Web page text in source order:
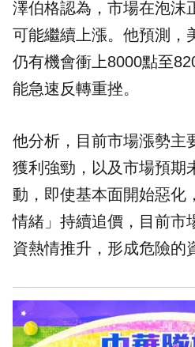
澤伯格認為，市場在泡沫
可能繼續上漲。他預測，
仍有機會衝上8000點至
能急速反轉重挫。
他分析，目前市場漲勢主
獲利強勁，以及市場預期
動，即使基本面開始惡化
情緒」持續追價，目前市
資熱情推升，形成危險的